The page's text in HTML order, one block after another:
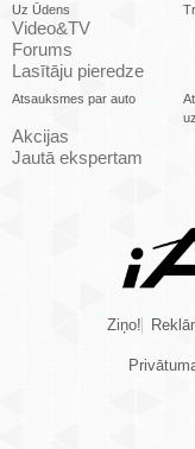
Uz Ūdens
Video&TV
Forums
Lasītāju pieredze
Atsauksmes par auto
Akcijas
Jautā ekspertam
Ziņo!